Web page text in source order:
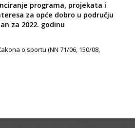
programa, projekata i
za opće dobro u području
za 2022. godinu
o sportu (NN 71/06, 150/08,